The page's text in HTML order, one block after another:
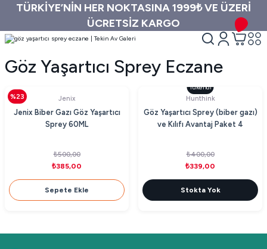
TÜRKİYE’NİN HER NOKTASINA 1999₺ VE ÜZERİ
ÜCRETSİZ KARGO
Göz Yaşartıcı Sprey Eczane
%23 Jenix
Jenix Biber Gazı Göz Yaşartıcı
Sprey 60ML
₺500,00
₺385,00
Sepete Ekle
Tükendi
Hunthink
Göz Yaşartıcı Sprey (biber gazı)
ve Kılıfı Avantaj Paket 4
₺400,00
₺339,00
Stokta Yok